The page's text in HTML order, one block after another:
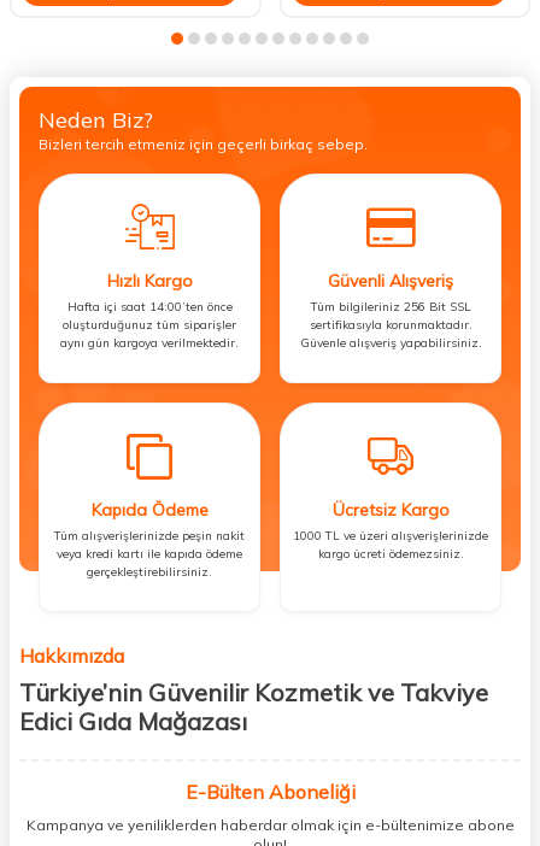
Neden Biz?
Bizleri tercih etmeniz için geçerli birkaç sebep.
Hızlı Kargo
Hafta içi saat 14:00’ten önce
oluşturduğunuz tüm siparişler
aynı gün kargoya verilmektedir.
Güvenli Alışveriş
Tüm bilgileriniz 256 Bit SSL
sertifikasıyla korunmaktadır.
Güvenle alışveriş yapabilirsiniz.
Kapıda Ödeme
Tüm alışverişlerinizde peşin nakit
veya kredi kartı ile kapıda ödeme
gerçekleştirebilirsiniz.
Ücretsiz Kargo
1000 TL ve üzeri alışverişlerinizde
kargo ücreti ödemezsiniz.
Hakkımızda
Türkiye’nin Güvenilir Kozmetik ve Takviye
Edici Gıda Mağazası
kişisel bakım hem de takviye edici gıda ürünlerini sizlerle
buluşturuyoruz. Artık mağaza mağaza dolaşmanıza gerek yok;
ihtiyacınız olan her şeyi tek bir çatı altında topluyor ve kapınıza kadar
E-Bülten Aboneliği
Kampanya ve yeniliklerden haberdar olmak için e-bültenimize abone